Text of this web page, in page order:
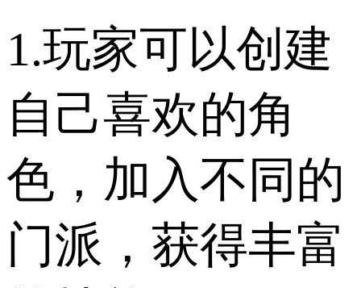
1.玩家可以创建
自己喜欢的角
色，加入不同的
门派，获得丰富